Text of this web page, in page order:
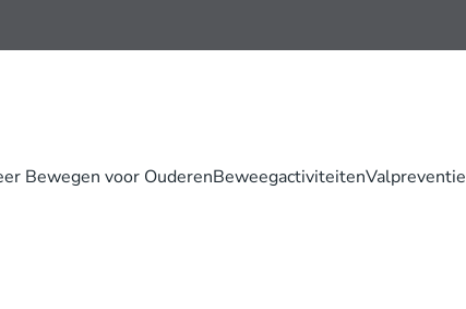
Bewegen voor OuderenBeweegactiviteitenValpreventie